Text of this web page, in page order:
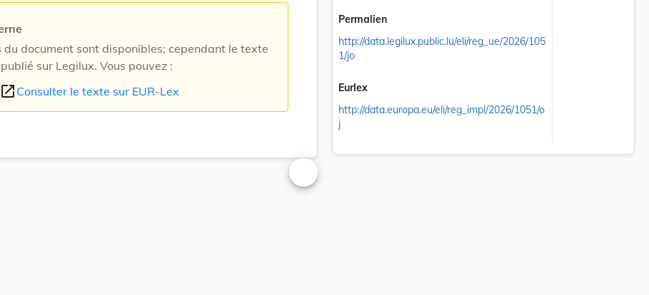
du document sont disponibles; cependant le texte
sur Legilux. Vous pouvez :
open_in_new Consulter le texte sur EUR-Lex
Changer la taille du texte
Permalien
http://data.legilux.public.lu/eli/reg_ue/2026/105
1/jo
Eurlex
http://data.europa.eu/eli/reg_impl/2026/1051/o
j